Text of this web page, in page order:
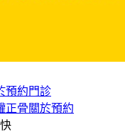
預約門診
正骨關於預約